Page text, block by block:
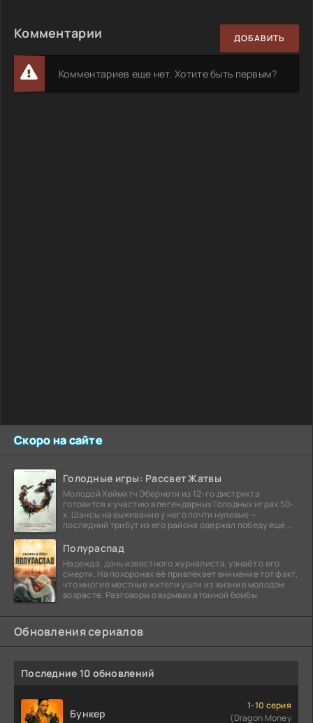
Скоро на сайте
Голодные игры: Рассвет Жатвы
Молодой Хеймитч Эбернети из 12-го дистрикта
готовится к участию в легендарных Голодных играх 50-
х. Шансы на выживание у него почти нулевые —
последний трибут из его района одержал победу еще
Полураспад
Надежда, дочь известного журналиста, узнаёт о его
смерти. На похоронах её привлекает внимание тот факт,
что многие местные жители ушли из жизни в молодом
возрасте. Разговоры о взрывах атомной бомбы
Обновления сериалов
Последние 10 обновлений
Бункер
1-10 серия
(Dragon Money
Комментарии ДОБАВИТЬ
Комментариев еще нет. Хотите быть первым?